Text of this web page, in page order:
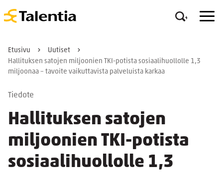
Etusivu
Uutiset
Hallituksen satojen miljoonien TKI-potista sosiaalihuollolle 1,3
miljoonaa – tavoite vaikuttavista palveluista karkaa
Tiedote
Hallituksen satojen
miljoonien TKI-potista
sosiaalihuollolle 1,3